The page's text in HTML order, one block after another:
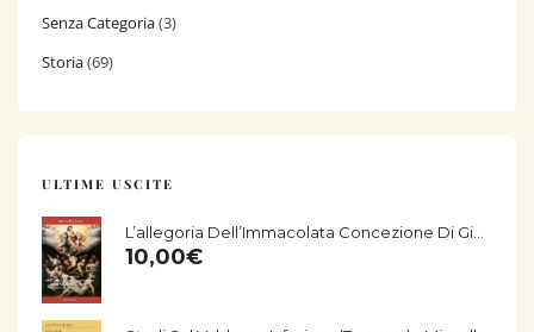
Senza Categoria(3)
Storia(69)
ULTIME USCITE
10,00€